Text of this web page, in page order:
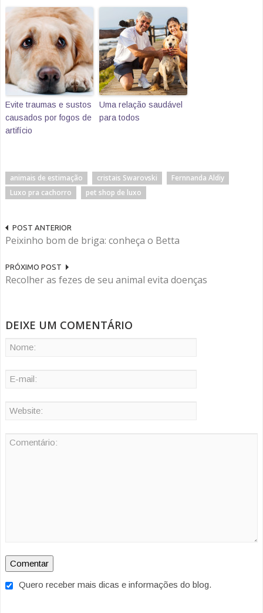
Evite traumas e sustos
causados por fogos de
artifício
Uma relação saudável
para todos
animais de estimação cristais Swarovski
Fernnanda Aldiy
Luxo pra cachorro
pet shop de luxo
POST ANTERIOR
Peixinho bom de briga: conheça o Betta
PRÓXIMO POST
Recolher as fezes de seu animal evita doenças
DEIXE UM COMENTÁRIO
Quero receber mais dicas e informações do blog.